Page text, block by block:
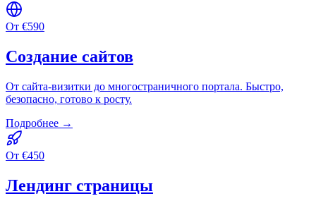
От €590
Создание сайтов
От сайта-визитки до многостраничного портала. Быстро,
безопасно, готово к росту.
Подробнее →
От €450
Лендинг страницы